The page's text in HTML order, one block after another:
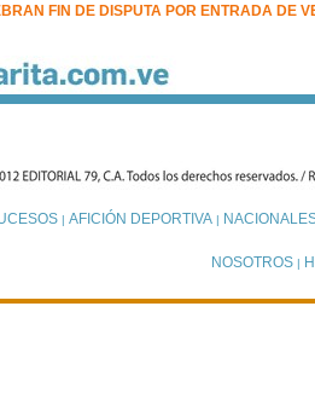
FIN DE DISPUTA POR ENTRADA DE
| AFICIÓN DEPORTIVA|
NOSOTROS |